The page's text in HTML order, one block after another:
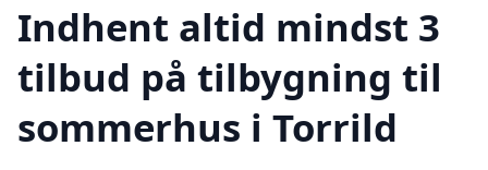
Indhent altid mindst 3
tilbud på tilbygning til
sommerhus i Torrild